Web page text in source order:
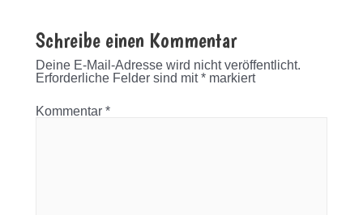
Schreibe einen Kommentar
Deine E-Mail-Adresse wird nicht veröffentlicht.
Erforderliche Felder sind mit*markiert
Kommentar *